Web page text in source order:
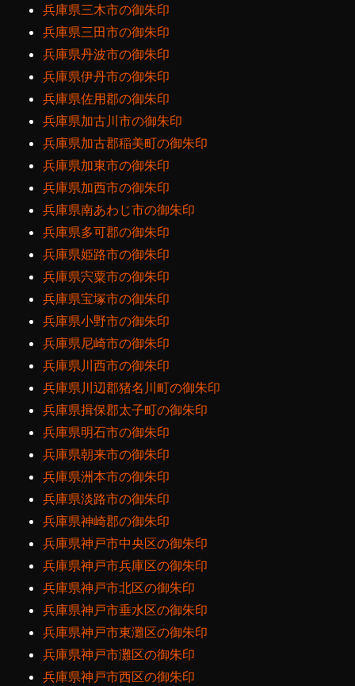
兵庫県三木市の御朱印
兵庫県三田市の御朱印
兵庫県丹波市の御朱印
兵庫県伊丹市の御朱印
兵庫県佐用郡の御朱印
兵庫県加古川市の御朱印
兵庫県加古郡稲美町の御朱印
兵庫県加東市の御朱印
兵庫県加西市の御朱印
兵庫県南あわじ市の御朱印
兵庫県多可郡の御朱印
兵庫県姫路市の御朱印
兵庫県宍粟市の御朱印
兵庫県宝塚市の御朱印
兵庫県小野市の御朱印
兵庫県尼崎市の御朱印
兵庫県川西市の御朱印
兵庫県川辺郡猪名川町の御朱印
兵庫県揖保郡太子町の御朱印
兵庫県明石市の御朱印
兵庫県朝来市の御朱印
兵庫県洲本市の御朱印
兵庫県淡路市の御朱印
兵庫県神崎郡の御朱印
兵庫県神戸市中央区の御朱印
兵庫県神戸市兵庫区の御朱印
兵庫県神戸市北区の御朱印
兵庫県神戸市垂水区の御朱印
兵庫県神戸市東灘区の御朱印
兵庫県神戸市灘区の御朱印
兵庫県神戸市西区の御朱印